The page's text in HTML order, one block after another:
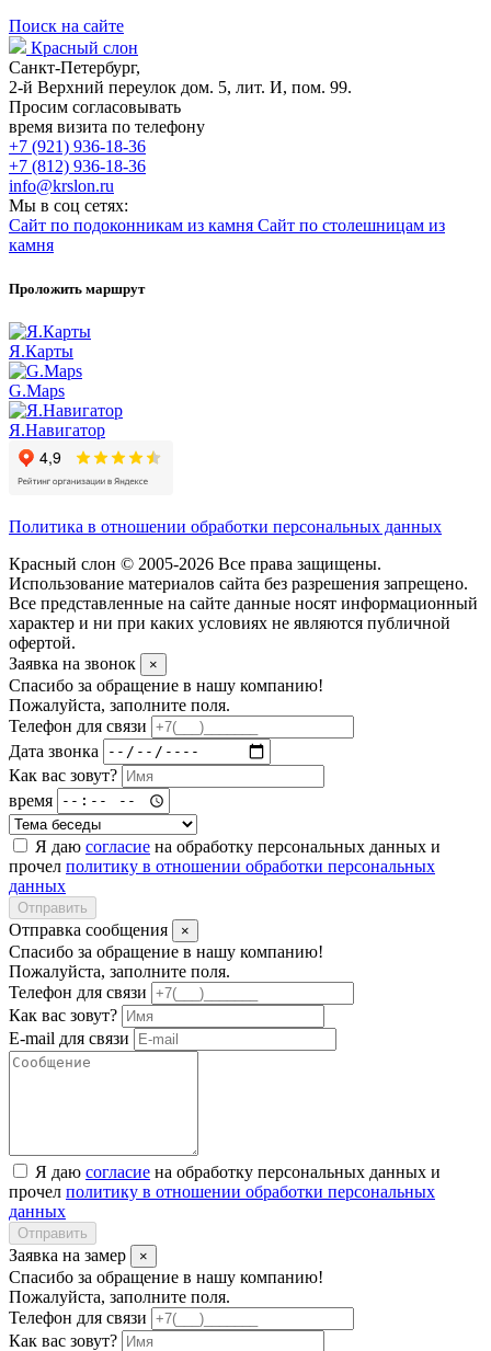
Поиск на сайте
Красный слон
Санкт-Петербург,
2-й Верхний переулок дом. 5, лит. И, пом. 99.
Просим согласовывать
время визита по телефону
+7 (921) 936-18-36
+7 (812) 936-18-36
info@krslon.ru
Мы в соц сетях:
Сайт по подоконникам из камня Сайт по столешницам из
камня
Проложить маршрут
Я.Карты
G.Maps
Я.Навигатор
Политика в отношении обработки персональных данных
Красный слон © 2005-2026 Все права защищены.
Использование материалов сайта без разрешения запрещено.
Все представленные на сайте данные носят информационный
характер и ни при каких условиях не являются публичной
офертой.
Заявка на звонок
×
Спасибо за обращение в нашу компанию!
Пожалуйста, заполните поля.
Телефон для связи
Дата звонка
Как вас зовут?
время
Я даю согласие на обработку персональных данных и
прочел политику в отношении обработки персональных
данных
Отправить
Отправка сообщения ×
Спасибо за обращение в нашу компанию!
Пожалуйста, заполните поля.
Телефон для связи
Как вас зовут?
E-mail для связи
Я даю согласие на обработку персональных данных и
прочел политику в отношении обработки персональных
данных
Отправить
Заявка на замер ×
Спасибо за обращение в нашу компанию!
Пожалуйста, заполните поля.
Телефон для связи
Как вас зовут?